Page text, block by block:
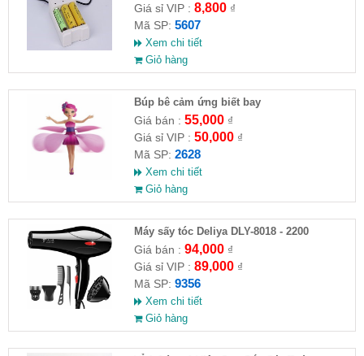
Giá sỉ VIP : 8,800₫
Mã SP: 5607
Xem chi tiết
Giỏ hàng
​Búp bê cảm ứng biết bay
Giá bán : 55,000₫
Giá sỉ VIP : 50,000₫
Mã SP: 2628
Xem chi tiết
Giỏ hàng
Máy sấy tóc Deliya DLY-8018 - 2200
Giá bán : 94,000₫
Giá sỉ VIP : 89,000₫
Mã SP: 9356
Xem chi tiết
Giỏ hàng